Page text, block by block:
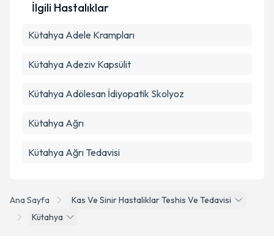
Takvim Talebini Gönder
Ana Sayfa
Kas Ve Sinir Hastaliklar Teshis Ve Tedavisi
Kütahya
İlgili Hastalıklar
Kütahya Adele Krampları
Kütahya Adeziv Kapsülit
Kütahya Adölesan İdiyopatik Skolyoz
Kütahya Ağrı
Kütahya Ağrı Tedavisi